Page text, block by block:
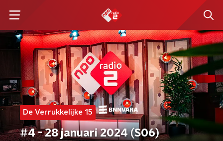
De Verrukkelijke 15
#4 - 28 januari 2024 (S06)